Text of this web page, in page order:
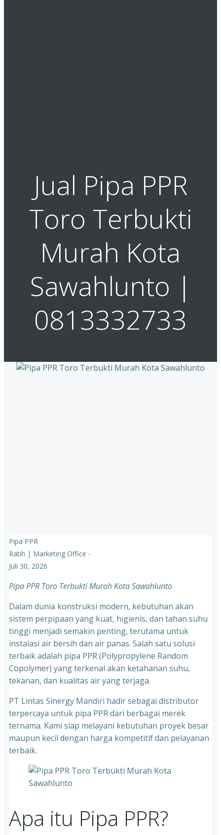
Jual Pipa PPR
Toro Terbukti
Murah Kota
Sawahlunto |
0813332733
Pipa PPR
Ratih | Marketing Office -
Juli 30, 2026
Pipa PPR Toro Terbukti Murah Kota Sawahlunto
Dalam dunia konstruksi modern, kebutuhan akan
sistem perpipaan yang kuat, higienis, dan tahan suhu
tinggi menjadi semakin penting, terutama untuk
instalasi air bersih dan air panas. Salah satu solusi
terbaik adalah pipa PPR (Polypropylene Random
Copolymer) yang terkenal akan ketahanan suhu,
tekanan, dan kualitas air yang terjaga.
PT Lintas Sinergy Mandiri hadir sebagai distributor
terpercaya untuk pipa PPR dari berbagai merek
ternama. Kami siap melayani kebutuhan proyek besar
maupun kecil dengan harga kompetitif dan pelayanan
terbaik.
Apa itu Pipa PPR?